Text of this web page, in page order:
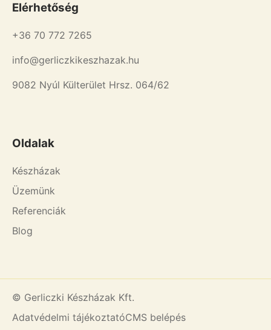
Elérhetőség
+36 70 772 7265
info@gerliczkikeszhazak.hu
9082 Nyúl Külterület Hrsz. 064/62
Oldalak
Készházak
Üzemünk
Referenciák
Blog
© Gerliczki Készházak Kft.
Adatvédelmi tájékoztatóCMS belépés